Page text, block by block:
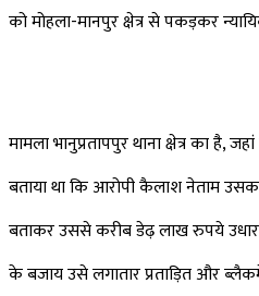
को मोहला-मानपुर क्षेत्र से पकड़कर
मामला भानुप्रतापपुर थाना क्षेत्र का है,
बताया था कि आरोपी कैलाश नेताम
बताकर उससे करीब डेढ़ लाख रुपये
के बजाय उसे लगातार प्रताड़ित और